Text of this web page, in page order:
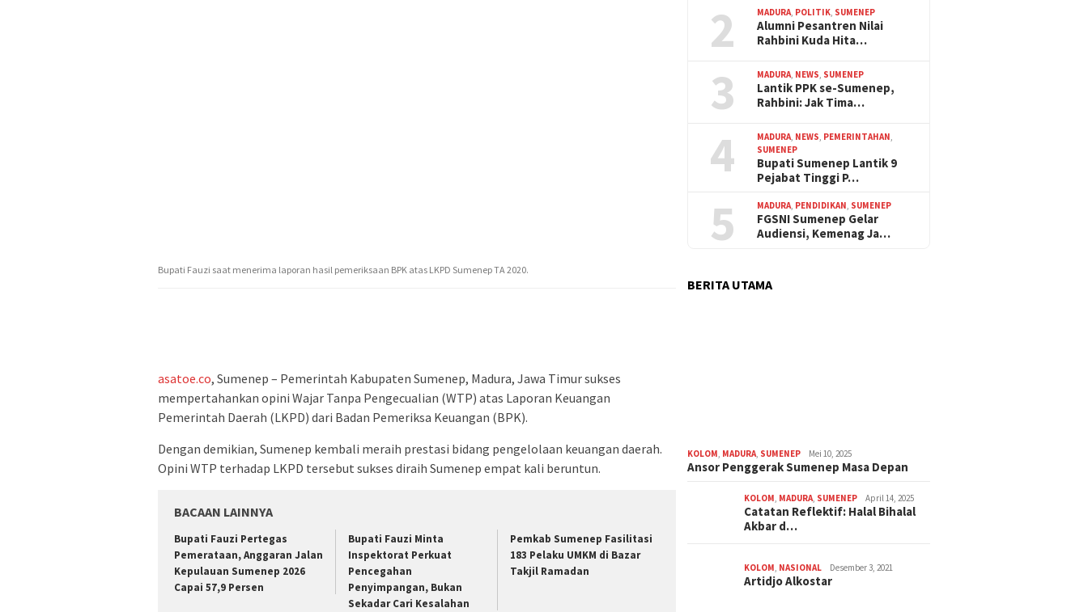
Bupati Fauzi saat menerima laporan hasil pemeriksaan BPK atas LKPD Sumenep TA 2020.
asatoe.co, Sumenep – Pemerintah Kabupaten Sumenep, Madura, Jawa Timur sukses
mempertahankan opini Wajar Tanpa Pengecualian (WTP) atas Laporan Keuangan
Pemerintah Daerah (LKPD) dari Badan Pemeriksa Keuangan (BPK).
Dengan demikian, Sumenep kembali meraih prestasi bidang pengelolaan keuangan daerah.
Opini WTP terhadap LKPD tersebut sukses diraih Sumenep empat kali beruntun.
BACAAN LAINNYA
Bupati Fauzi Pertegas
Pemerataan, Anggaran Jalan
Kepulauan Sumenep 2026
Capai 57,9 Persen
Bupati Fauzi Minta
Inspektorat Perkuat
Pencegahan
Penyimpangan, Bukan
Sekadar Cari Kesalahan
Pemkab Sumenep Fasilitasi
183 Pelaku UMKM di Bazar
Takjil Ramadan
2 MADURA POLITIK SUMENEP
Alumni Pesantren Nilai
Rahbini Kuda Hita…
3 MADURA NEWS SUMENEP
Lantik PPK se-Sumenep,
Rahbini: Jak Tima…
4 MADURA NEWS PEMERINTAHAN
SUMENEP
Bupati Sumenep Lantik 9
Pejabat Tinggi P…
5 MADURA PENDIDIKAN SUMENEP
FGSNI Sumenep Gelar
Audiensi, Kemenag Ja…
BERITA UTAMA
KOLOM MADURA SUMENEP Mei 10, 2025
Ansor Penggerak Sumenep Masa Depan
KOLOM MADURA SUMENEP April 14, 2025
Catatan Reflektif: Halal Bihalal
Akbar d…
KOLOM NASIONAL Desember 3, 2021
Artidjo Alkostar